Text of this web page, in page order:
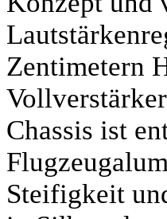
Zentimetern
Chassis ist
Steifigkeit